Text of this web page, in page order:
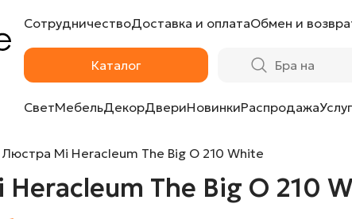
СотрудничествоДоставка и оплатаОбмен и
Каталог
СветМебельДекорДвериНовинкиРаспродажа
Люстра Mi Heracleum The Big O 210 White
The Big O 210
The Big O 210 White от ImperiumLoft